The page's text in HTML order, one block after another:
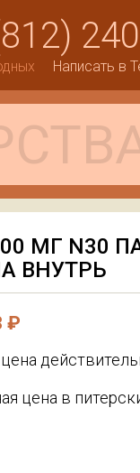
Написать в
МГ N30
ВНУТРЬ
₽
цена в